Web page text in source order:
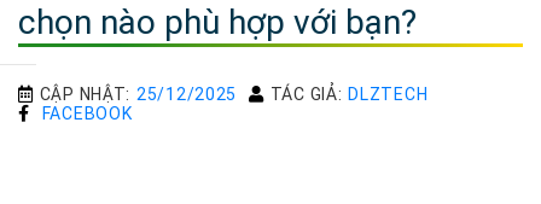
chọn nào phù hợp với bạn?
CẬP NHẬT: 25/12/2025 TÁC GIẢ: DLZTECH
FACEBOOK